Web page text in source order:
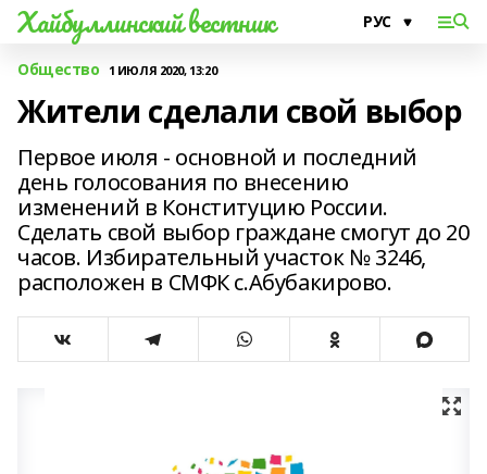
Хайбуллинский вестник
Общество 1 ИЮЛЯ 2020, 13:20
Жители сделали свой выбор
Первое июля - основной и последний
день голосования по внесению
изменений в Конституцию России.
Сделать свой выбор граждане смогут до 20
часов. Избирательный участок № 3246,
расположен в СМФК с.Абубакирово.